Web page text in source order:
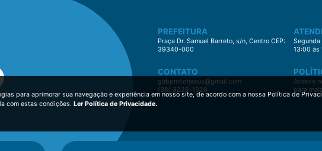
PREFEITURA
Praça Dr. Samuel Barreto, s/n, Centro CEP:
39340-000
Segunda
13:00 às
CONTATO
gabpmcorjesus@gmail.com
(38) 3228-1328
Acesse
para
para aprimorar sua navegação e experiência em nosso site, de acordo com a nossa Política de
com estas condições. Ler Política de Privacidade.